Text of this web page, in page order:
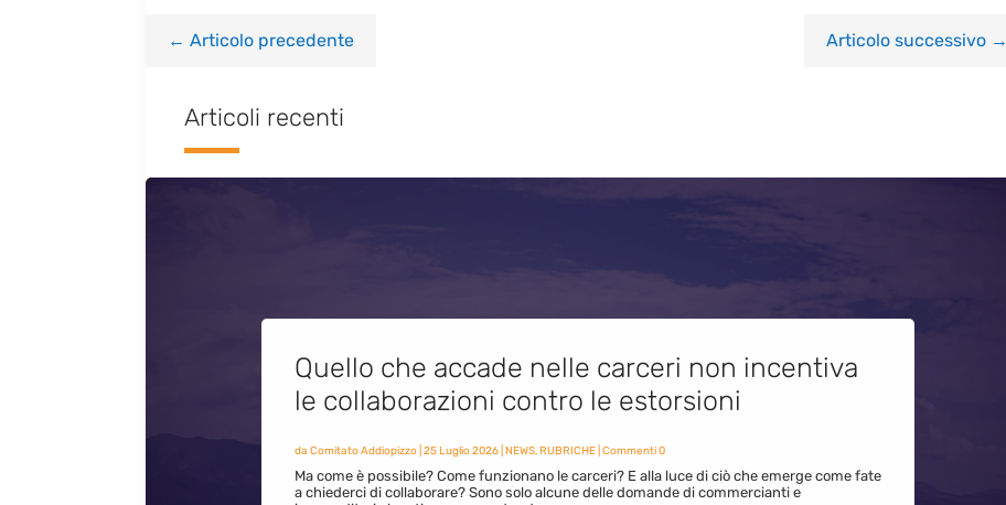
← Articolo precedente Articolo successivo→
Articoli recenti
Quello che accade nelle carceri non incentiva
le collaborazioni contro le estorsioni
da Comitato Addiopizzo| 25 Luglio 2026| NEWS,RUBRICHE| Commenti 0
Ma come è possibile? Come funzionano le carceri? E alla luce di ciò che emerge come fate
a chiederci di collaborare? Sono solo alcune delle domande di commercianti e